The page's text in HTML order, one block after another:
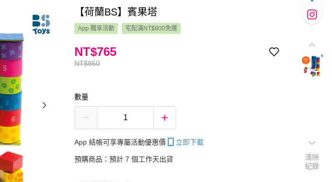
【荷蘭BS】賓果塔
App 獨享活動 宅配滿NT$800免運
NT$850
NT$765
數量
App 結帳可享專屬活動優惠價 立即下載
預購商品：預計 7 個工作天出貨
清除
紀錄